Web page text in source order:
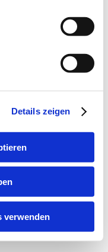
Details zeigen
verwenden